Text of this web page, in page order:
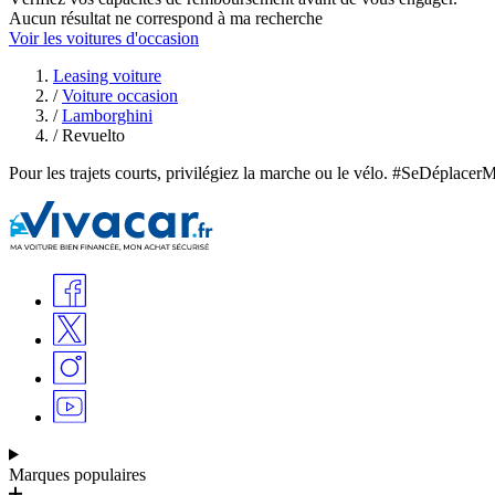
Aucun résultat ne correspond à ma recherche
Voir les voitures d'occasion
Leasing voiture
/ Voiture occasion
/ Lamborghini
/ Revuelto
Pour les trajets courts, privilégiez la marche ou le vélo.
Marques populaires